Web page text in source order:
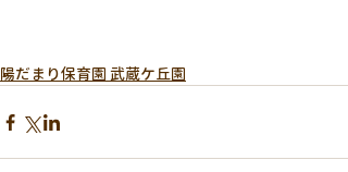
陽だまり保育園 武蔵ケ丘園